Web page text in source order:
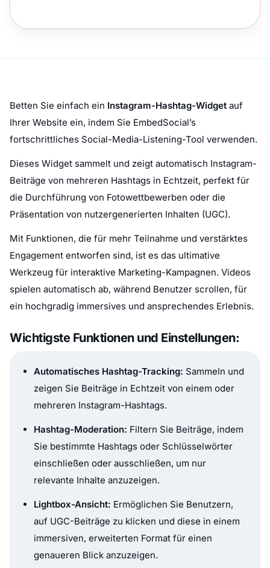
Betten Sie einfach ein Instagram-Hashtag-Widget auf
Ihrer Website ein, indem Sie EmbedSocial’s
fortschrittliches Social-Media-Listening-Tool verwenden.
Dieses Widget sammelt und zeigt automatisch Instagram-
Beiträge von mehreren Hashtags in Echtzeit, perfekt für
die Durchführung von Fotowettbewerben oder die
Präsentation von nutzergenerierten Inhalten (UGC).
Mit Funktionen, die für mehr Teilnahme und verstärktes
Engagement entworfen sind, ist es das ultimative
Werkzeug für interaktive Marketing-Kampagnen. Videos
spielen automatisch ab, während Benutzer scrollen, für
ein hochgradig immersives und ansprechendes Erlebnis.
Wichtigste Funktionen und Einstellungen:
Automatisches Hashtag-Tracking: Sammeln und
zeigen Sie Beiträge in Echtzeit von einem oder
mehreren Instagram-Hashtags.
Hashtag-Moderation: Filtern Sie Beiträge, indem
Sie bestimmte Hashtags oder Schlüsselwörter
einschließen oder ausschließen, um nur
relevante Inhalte anzuzeigen.
Lightbox-Ansicht: Ermöglichen Sie Benutzern,
auf UGC-Beiträge zu klicken und diese in einem
immersiven, erweiterten Format für einen
genaueren Blick anzuzeigen.